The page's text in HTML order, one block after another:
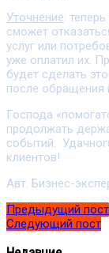
Уточнение:
сможет
услуг или
уже оплатил их.
будет сделать
после обращения
Господа
продолжать
событий.
клиентов!
Авт. Бизнес-
Предыдущий пост
Следующий пост